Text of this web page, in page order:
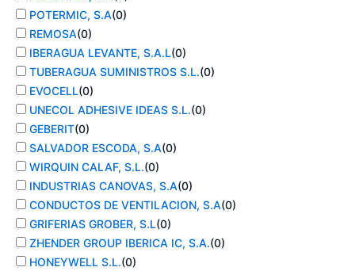
POTERMIC, S.A(0)
REMOSA(0)
IBERAGUA LEVANTE, S.A.L(0)
TUBERAGUA SUMINISTROS S.L.(0)
EVOCELL(0)
UNECOL ADHESIVE IDEAS S.L.(0)
GEBERIT(0)
SALVADOR ESCODA, S.A(0)
WIRQUIN CALAF, S.L.(0)
INDUSTRIAS CANOVAS, S.A(0)
CONDUCTOS DE VENTILACION, S.A(0)
GRIFERIAS GROBER, S.L(0)
ZHENDER GROUP IBERICA IC, S.A.(0)
HONEYWELL S.L.(0)